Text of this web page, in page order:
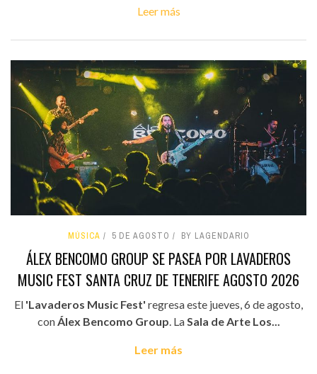
Leer más
MÚSICA 5 DE AGOSTO BY LAGENDARIO
ÁLEX BENCOMO GROUP SE PASEA POR LAVADEROS
MUSIC FEST SANTA CRUZ DE TENERIFE AGOSTO 2026
El 'Lavaderos Music Fest' regresa este jueves, 6 de agosto,
conÁlex Bencomo Group. LaSala de Arte Los...
Leer más